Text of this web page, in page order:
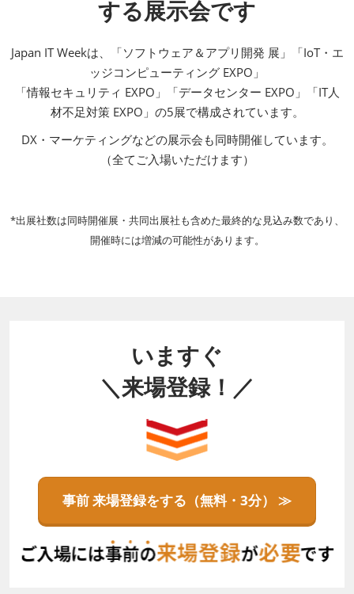
する展示会です
Japan IT Weekは、「ソフトウェア＆アプリ開発 展」「IoT・エ
ッジコンピューティング EXPO」
「情報セキュリティ EXPO」「データセンター EXPO」「IT人
材不足対策 EXPO」の5展で構成されています。
DX・マーケティングなどの展示会も同時開催しています。​
（全てご入場いただけます）
*出展社数は同時開催展・共同出展社も含めた最終的な見込み数であり、
開催時には増減の可能性があります。
いますぐ
＼来場登録！／
事前 来場登録をする（無料・3分） ≫